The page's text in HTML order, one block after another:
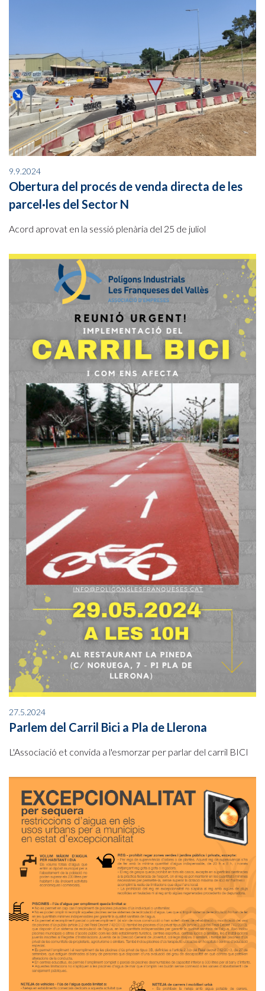
9.9.2024
Obertura del procés de venda directa de les
parcel·les del Sector N
Acord aprovat en la sessió plenària del 25 de juliol
27.5.2024
Parlem del Carril Bici a Pla de Llerona
L'Associació et convida a l'esmorzar per parlar del carril BICI